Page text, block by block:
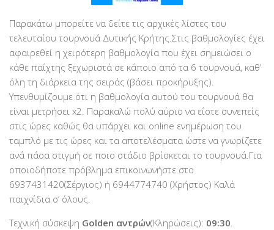
Παρακάτω μπορείτε να δείτε τις αρχικές λίστες του
τελευταίου τουρνουά Δυτικής Κρήτης.Στις βαθμολογίες έχει
αφαιρεθεί η χειρότερη βαθμολογία που έχει σημειώσει ο
κάθε παίχτης ξεχωριστά σε κάποιο από τα 6 τουρνουά, καθ’
όλη τη διάρκεια της σειράς (βάσει προκήρυξης).
Υπενθυμίζουμε ότι η βαθμολογία αυτού του τουρνουά θα
είναι μετρήσει x2. Παρακαλώ πολύ αύριο να είστε συνεπείς
στις ώρες καθώς θα υπάρχει και online ενημέρωση του
ταμπλό με τις ώρες και τα αποτελέσματα ώστε να γνωρίζετε
ανά πάσα στιγμή σε ποιο στάδιο βρίσκεται το τουρνουά.Για
οποιοδήποτε πρόβλημα επικοινωνήστε στο
6937431420(Σέργιος) ή 6944774740 (Χρήστος) Καλά
παιχνίδια σ’ όλους.
Τεχνική σύσκεψη Golden αντρών(Κληρώσεις): 09:30.